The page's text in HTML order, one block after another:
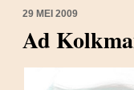
29 MEI 2009
Ad